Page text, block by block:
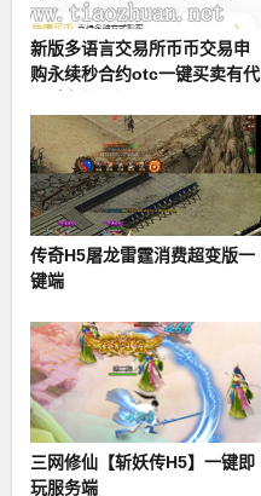
新版多语言交易所币币交易申
购永续秒合约otc一键买卖有代
传奇H5屠龙雷霆消费超变版一
键端
三网修仙【斩妖传H5】一键即
玩服务端